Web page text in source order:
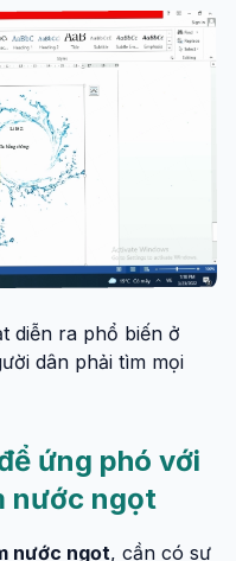
diễn ra phổ biến ở
dân phải tìm mọi
ứng phó với
nước ngọt
nước ngọt, cần có sự